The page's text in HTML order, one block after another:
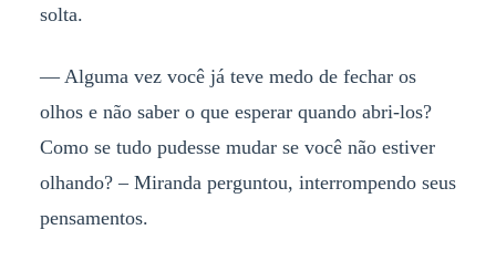
solta.
— Alguma vez você já teve medo de fechar os
olhos e não saber o que esperar quando abri-los?
Como se tudo pudesse mudar se você não estiver
olhando? – Miranda perguntou, interrompendo seus
pensamentos.